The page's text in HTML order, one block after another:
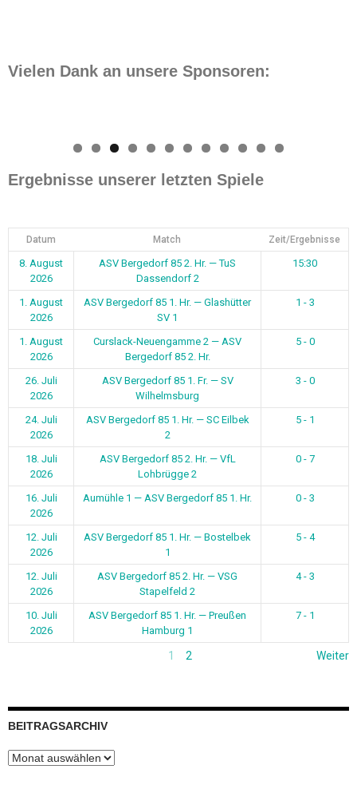
Vielen Dank an unsere Sponsoren:
0 1 2
Ergebnisse unserer letzten Spiele
Datum Match Zeit/Ergebnisse
8. August
2026
ASV Bergedorf 85 2. Hr. — TuS
Dassendorf 2
15:30
1. August
2026
ASV Bergedorf 85 1. Hr. — Glashütter
SV 1
1 - 3
1. August
2026
Curslack-Neuengamme 2 — ASV
Bergedorf 85 2. Hr.
5 - 0
26. Juli
2026
ASV Bergedorf 85 1. Fr. — SV
Wilhelmsburg
3 - 0
24. Juli
2026
ASV Bergedorf 85 1. Hr. — SC Eilbek
2
5 - 1
18. Juli
2026
ASV Bergedorf 85 2. Hr. — VfL
Lohbrügge 2
0 - 7
16. Juli
2026
Aumühle 1 — ASV Bergedorf 85 1. Hr. 0 - 3
12. Juli
2026
ASV Bergedorf 85 1. Hr. — Bostelbek
1
5 - 4
12. Juli
2026
ASV Bergedorf 85 2. Hr. — VSG
Stapelfeld 2
4 - 3
10. Juli
2026
ASV Bergedorf 85 1. Hr. — Preußen
Hamburg 1
7 - 1
1 2 Weiter
BEITRAGSARCHIV
Beitragsarchiv